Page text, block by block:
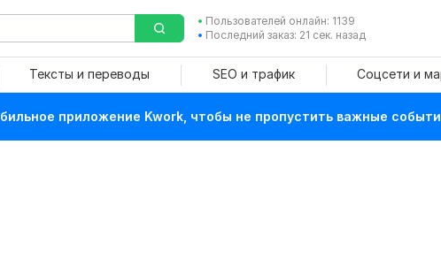
Пользователей онлайн: 1139
Последний заказ: 21 сек. назад
Тексты и переводы SEO и трафик Соцсети и
приложение Kwork, чтобы не пропустить важные